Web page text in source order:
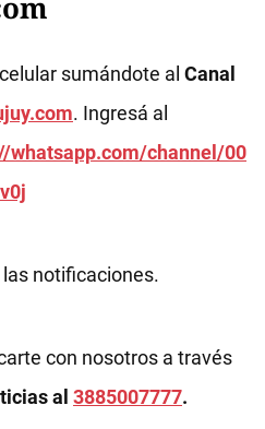
sumándote al Canal
. Ingresá al
whatsapp.com/channel/00
notificaciones.
con nosotros a través
al 3885007777.